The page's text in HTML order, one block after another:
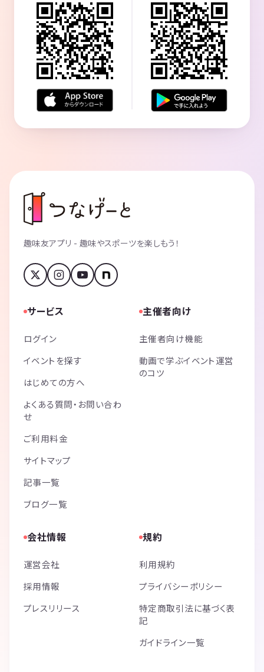
趣味友アプリ - 趣味やスポーツを楽しもう！
サービス
ログイン
イベントを探す
はじめての方へ
よくある質問・お問い合わ
せ
ご利用料金
サイトマップ
記事一覧
ブログ一覧
主催者向け
主催者向け機能
動画で学ぶイベント運営
のコツ
会社情報
運営会社
採用情報
プレスリリース
規約
利用規約
プライバシーポリシー
特定商取引法に基づく表
記
ガイドライン一覧